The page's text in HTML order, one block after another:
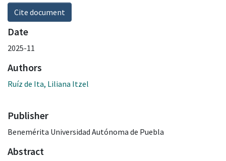
Cite document
Date
2025-11
Authors
Ruíz de Ita, Liliana Itzel
Publisher
Benemérita Universidad Autónoma de Puebla
Abstract